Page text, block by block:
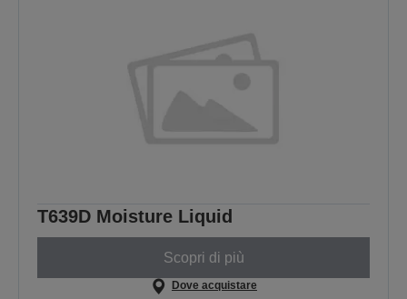
T639D Moisture Liquid
Scopri di più
Dove acquistare